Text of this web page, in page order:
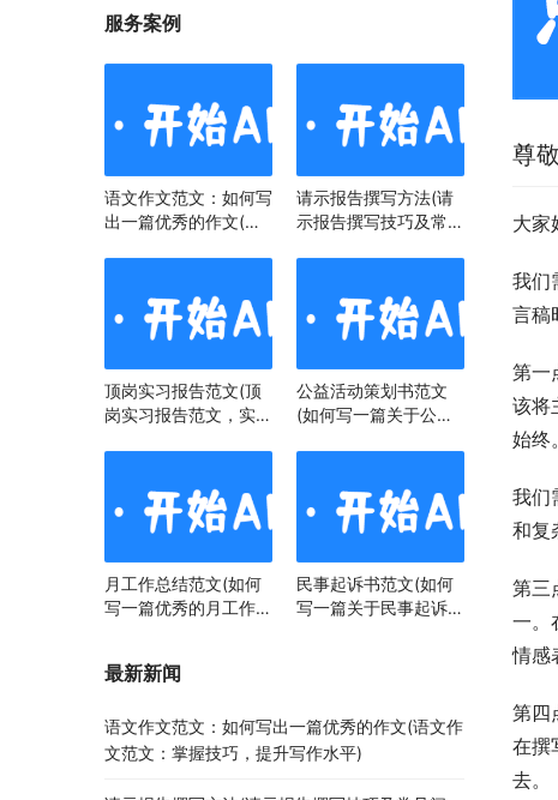
尊
大家
我们
言稿
第一
该将
始终。
我们
和复
第三
一。
情感
第四
在撰
去。
服务案例
语文作文范文：如何写
出一篇优秀的作文(语
请示报告撰写方法(请
示报告撰写技巧及常见
顶岗实习报告范文(顶
岗实习报告范文，实习
公益活动策划书范文
(如何写一篇关于公益
月工作总结范文(如何
写一篇优秀的月工作总
民事起诉书范文(如何
写一篇关于民事起诉书
最新新闻
语文作文范文：如何写出一篇优秀的作文(语文作
文范文：掌握技巧，提升写作水平)